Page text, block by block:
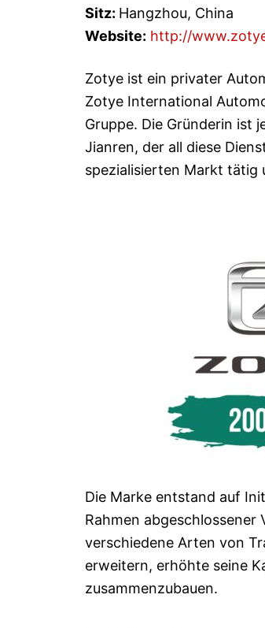
Sitz: Hangzhou, China
Website: http://
Zotye ist ein privater
Zotye International
Gruppe. Die Gründerin ist
Jianren, der all diese
spezialisierten Markt tätig
Die Marke entstand auf
Rahmen
verschiedene Arten von
erweitern, erhöhte seine
zusammenzubauen.